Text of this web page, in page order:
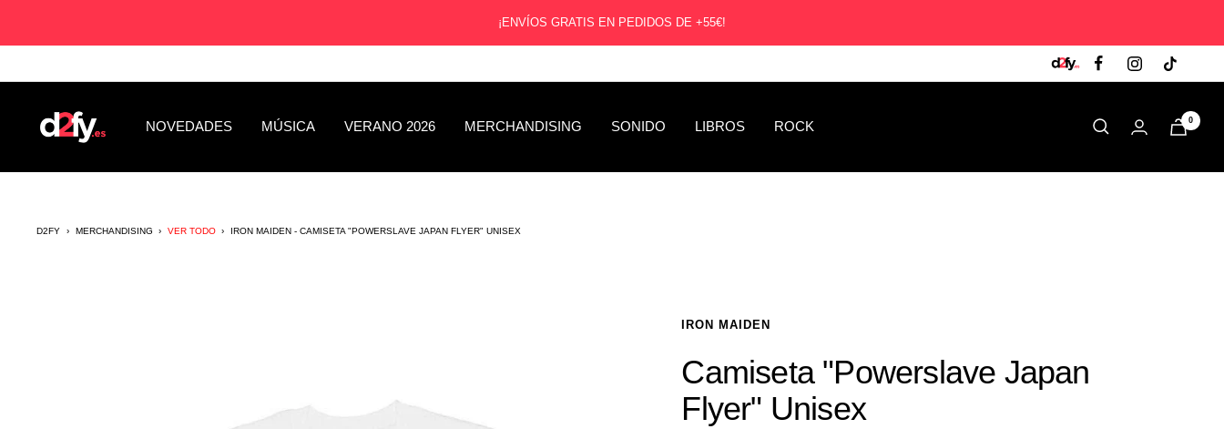
¡ENVÍOS GRATIS EN PEDIDOS DE +55€!
NOVEDADES MÚSICA VERANO 2026 MERCHANDISING SONIDO LIBROS ROCK
D2fy
0
D2FY › MERCHANDISING › VER TODO › IRON MAIDEN - CAMISETA "POWERSLAVE JAPAN FLYER" UNISEX
IRON MAIDEN
Camiseta "Powerslave Japan
Flyer" Unisex